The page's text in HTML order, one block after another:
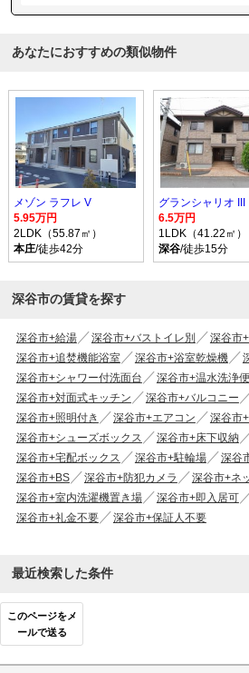
あなたにおすすめの類似物件
メゾン ラフレ V
5.95万円
2LDK（55.87㎡）
本庄/徒歩42分
グランシャリオ III
6.5万円
1LDK（41.22㎡）
深谷/徒歩15分
深谷市の賃貸を探す
深谷市+給湯 深谷市+バストイレ別
深谷市
深谷市+追焚機能浴室
深谷市+浴室乾燥機
深谷市+シャワー付洗面台
深谷市+温水洗浄
深谷市+対面式キッチン
深谷市+バルコニー
深谷市+照明付き
深谷市+エアコン
深谷市
深谷市+シューズボックス
深谷市+床下収納
深谷市+宅配ボックス
深谷市+駐輪場
深谷
深谷市+BS
深谷市+防犯カメラ
深谷市+ネ
深谷市+室内洗濯機置き場
深谷市+即入居可
深谷市+礼金不要
深谷市+保証人不要
最近検索した条件
このページをメ
ールで送る